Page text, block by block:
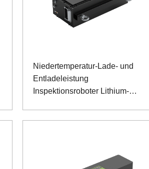
Niedertemperatur-Lade- und
Entladeleistung
Inspektionsroboter Lithium-